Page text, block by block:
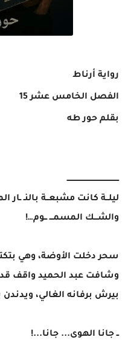
رواية أرناط
الفصل الخامس عشر 15
بقلم حور طه
ـــــــــــــــــــــــــــــــــــــــــــ
ليلــة كانت مشبعــة بالنـ ـار
والشـــك المسمـــ ــوم…!
سحر دخلت الأوضة، وهي
وشافت عبد الحميد واقف
بيرش برفانه الغالي،
ــ جانا الهوى... جانا...!